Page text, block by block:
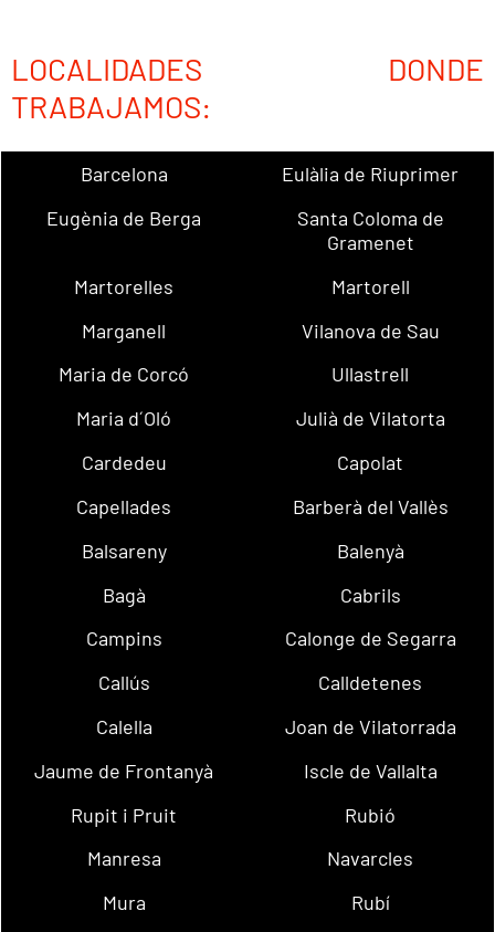
LOCALIDADES DONDE
TRABAJAMOS:
Barcelona
Eulàlia de Riuprimer
Eugènia de Berga
Santa Coloma de
Gramenet
Martorelles
Martorell
Marganell
Vilanova de Sau
Maria de Corcó
Ullastrell
Maria d´Oló
Julià de Vilatorta
Cardedeu
Capolat
Capellades
Barberà del Vallès
Balsareny
Balenyà
Bagà
Cabrils
Campins
Calonge de Segarra
Callús
Calldetenes
Calella
Joan de Vilatorrada
Jaume de Frontanyà
Iscle de Vallalta
Rupit i Pruit
Rubió
Manresa
Navarcles
Mura
Rubí